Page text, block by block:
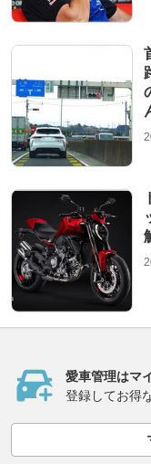
愛車管理はマ
登録してお得